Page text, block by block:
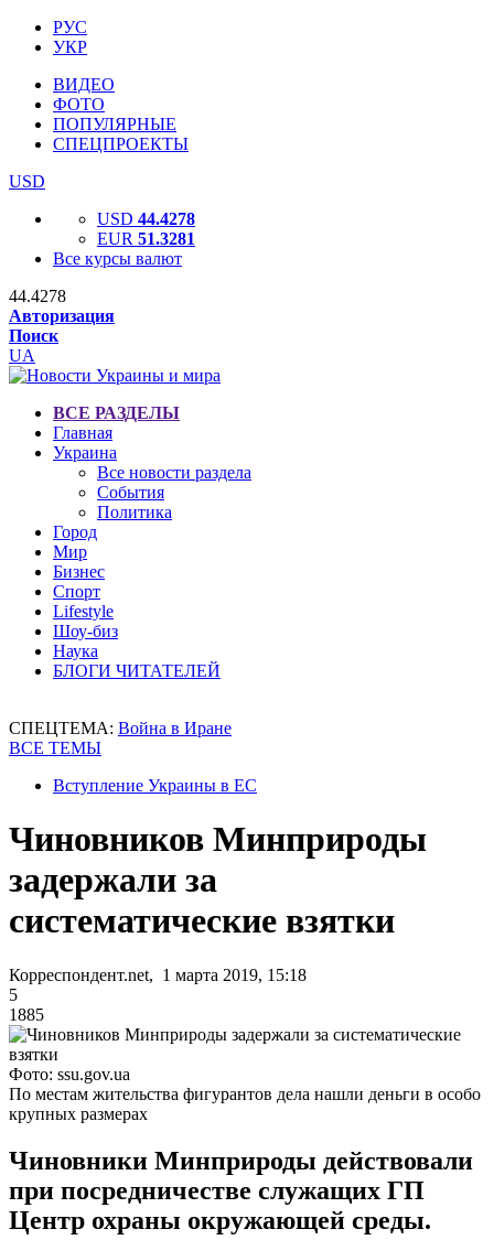
РУС
УКР
ВИДЕО
ФОТО
ПОПУЛЯРНЫЕ
СПЕЦПРОЕКТЫ
USD
USD 44.4278
EUR 51.3281
Все курсы валют
44.4278
Авторизация
Поиск
UA
ВСЕ РАЗДЕЛЫ
Главная
Украина
Все новости раздела
События
Политика
Город
Мир
Бизнес
Спорт
Lifestyle
Шоу-биз
Наука
БЛОГИ ЧИТАТЕЛЕЙ
СПЕЦТЕМА: Война в Иране
ВСЕ ТЕМЫ
Вступление Украины в ЕС
Чиновников Минприроды
задержали за
систематические взятки
Корреспондент.net, 1 марта 2019, 15:18
5
1885
Фото: ssu.gov.ua
По местам жительства фигурантов дела нашли деньги в особо
крупных размерах
Чиновники Минприроды действовали
при посредничестве служащих ГП
Центр охраны окружающей среды.